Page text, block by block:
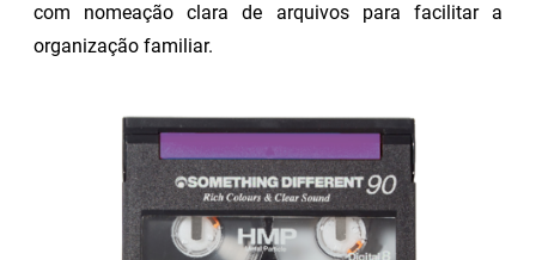
com nomeação clara de arquivos para facilitar a
organização familiar.